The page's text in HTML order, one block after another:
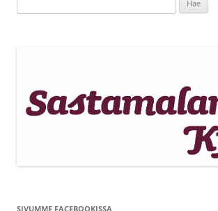
SIVUMME FACEBOOKISSA